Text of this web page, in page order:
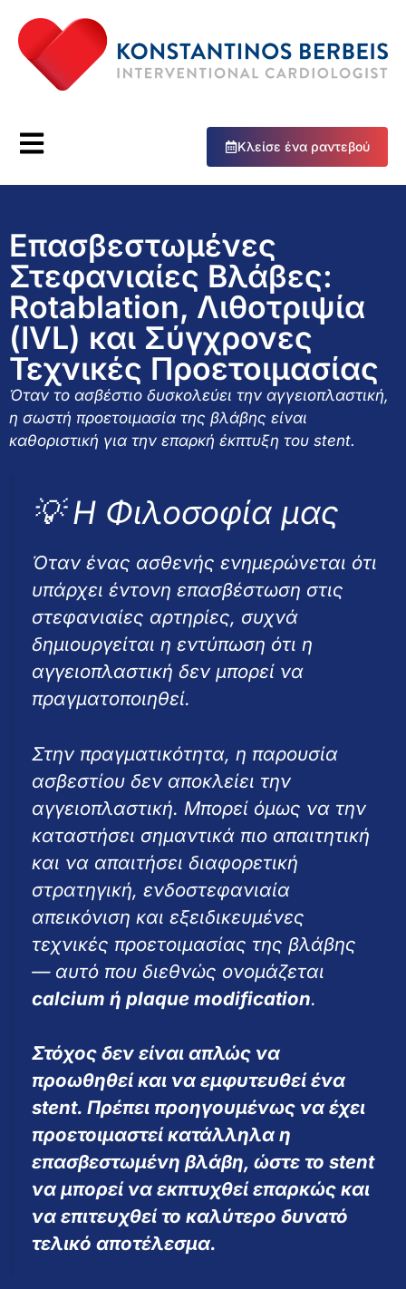
Κλείσε ένα ραντεβού
Επασβεστωμένες
Στεφανιαίες Βλάβες:
Rotablation, Λιθοτριψία
(IVL) και Σύγχρονες
Τεχνικές Προετοιμασίας
Όταν το ασβέστιο δυσκολεύει την αγγειοπλαστική,
η σωστή προετοιμασία της βλάβης είναι
καθοριστική για την επαρκή έκπτυξη του stent.
💡 Η Φιλοσοφία μας
Όταν ένας ασθενής ενημερώνεται ότι
υπάρχει έντονη επασβέστωση στις
στεφανιαίες αρτηρίες, συχνά
δημιουργείται η εντύπωση ότι η
αγγειοπλαστική δεν μπορεί να
πραγματοποιηθεί.
Στην πραγματικότητα, η παρουσία
ασβεστίου δεν αποκλείει την
αγγειοπλαστική. Μπορεί όμως να την
καταστήσει σημαντικά πιο απαιτητική
και να απαιτήσει διαφορετική
στρατηγική, ενδοστεφανιαία
απεικόνιση και εξειδικευμένες
τεχνικές προετοιμασίας της βλάβης
— αυτό που διεθνώς ονομάζεται
calcium ή plaque modification.
Στόχος δεν είναι απλώς να
προωθηθεί και να εμφυτευθεί ένα
stent. Πρέπει προηγουμένως να έχει
προετοιμαστεί κατάλληλα η
επασβεστωμένη βλάβη, ώστε το stent
να μπορεί να εκπτυχθεί επαρκώς και
να επιτευχθεί το καλύτερο δυνατό
τελικό αποτέλεσμα.